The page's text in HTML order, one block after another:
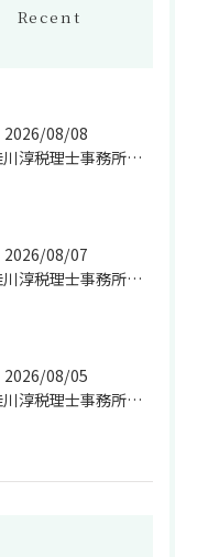
Recent
2026/08/08
桂川淳税理士事務所の多角的な経営相談対応とは
2026/08/07
桂川淳税理士事務所が選ばれる2日以内対応
2026/08/05
桂川淳税理士事務所が高崎の経営相談で担う伴走支援